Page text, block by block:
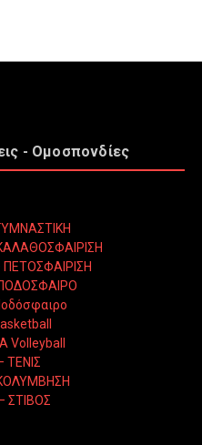
- Ομοσπονδίες
ΠΕΤΟΣΦΑΙΡΙΣΗ
Volleyball
ΤΕΝΙΣ
ΣΤΙΒΟΣ